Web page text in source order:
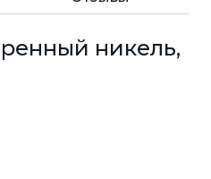
никель,